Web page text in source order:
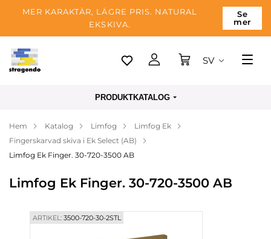
MER KARAKTÄR, LÄGRE PRIS. NATURAL
EKSKIVA.
Se
mer
Tallinn
Betalning
Om företaget
Blogg
SV
PRODUKTKATALOG
Hem Katalog Limfog
Limfog Ek
Fingerskarvad skiva i Ek Select (AB)
Limfog Ek Finger. 30-720-3500 AB
Limfog Ek Finger. 30-720-3500 AB
ARTIKEL:3500-720-30-2STL